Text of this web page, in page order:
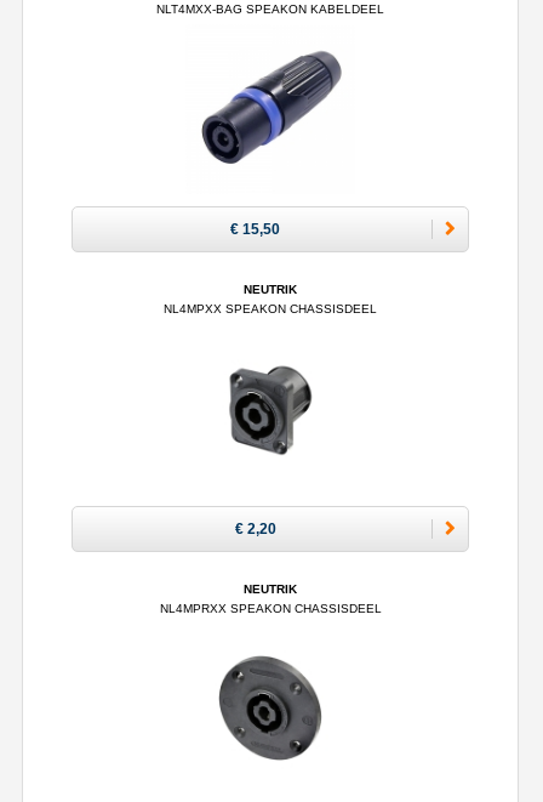
NLT4MXX-BAG SPEAKON KABELDEEL
€ 15,50
NEUTRIK
NL4MPXX SPEAKON CHASSISDEEL
€ 2,20
NEUTRIK
NL4MPRXX SPEAKON CHASSISDEEL